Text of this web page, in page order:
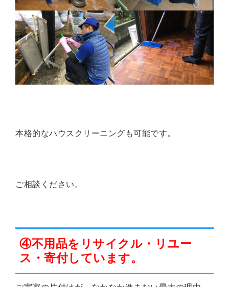
本格的なハウスクリーニングも可能です。
ご相談ください。
④不用品をリサイクル・リユー
ス・寄付しています。